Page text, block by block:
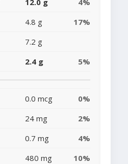
12.0 g
4%
4.8 g
17%
7.2 g
2.4 g 5%
0.0 mcg
0%
24 mg
2%
0.7 mg
4%
480 mg 10%